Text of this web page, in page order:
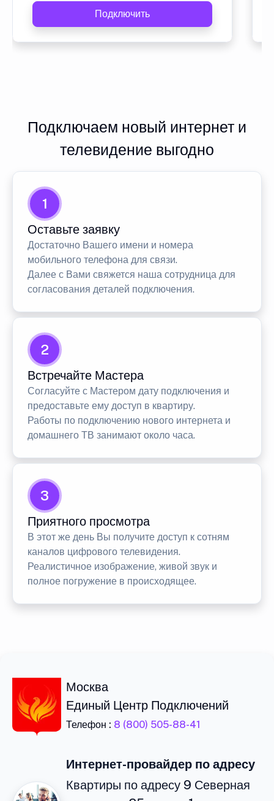
Подключить
Подключаем новый интернет и
телевидение выгодно
1
Оставьте заявку
Достаточно Вашего имени и номера
мобильного телефона для связи.
Далее с Вами свяжется наша сотрудница для
согласования деталей подключения.
2
Встречайте Мастера
Согласуйте с Мастером дату подключения и
предоставьте ему доступ в квартиру.
Работы по подключению нового интернета и
домашнего ТВ занимают около часа.
3
Приятного просмотра
В этот же день Вы получите доступ к сотням
каналов цифрового телевидения.
Реалистичное изображение, живой звук и
полное погружение в происходящее.
Москва
Единый Центр Подключений
Телефон : 8 (800) 505-88-41
Интернет-провайдер по адресу
Квартиры по адресу 9 Северная